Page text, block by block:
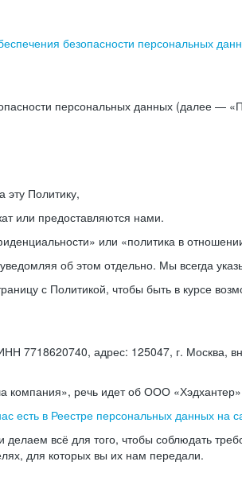
безопасности персональных
персональных данных (далее —
эту Политику,
или предоставляются нами.
или «политика в
об этом отдельно. Мы всегда
с Политикой, чтобы быть в курсе
адрес: 125047, г. Москва,
компания», речь идет об ООО
есть в Реестре персональных данных на
всё для того, чтобы соблюдать
для которых вы их нам передали.